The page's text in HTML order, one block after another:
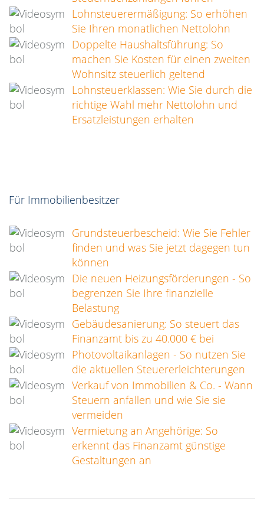
Lohnsteuerermäßigung: So erhöhen
Sie Ihren monatlichen Nettolohn
Doppelte Haushaltsführung: So
machen Sie Kosten für einen zweiten
Wohnsitz steuerlich geltend
Lohnsteuerklassen: Wie Sie durch die
richtige Wahl mehr Nettolohn und
Ersatzleistungen erhalten
Für Immobilienbesitzer
Grundsteuerbescheid: Wie Sie Fehler
finden und was Sie jetzt dagegen tun
können
Die neuen Heizungsförderungen - So
begrenzen Sie Ihre finanzielle
Belastung
Gebäudesanierung: So steuert das
Finanzamt bis zu 40.000 € bei
Photovoltaikanlagen - So nutzen Sie
die aktuellen Steuererleichterungen
Verkauf von Immobilien & Co. - Wann
Steuern anfallen und wie Sie sie
vermeiden
Vermietung an Angehörige: So
erkennt das Finanzamt günstige
Gestaltungen an